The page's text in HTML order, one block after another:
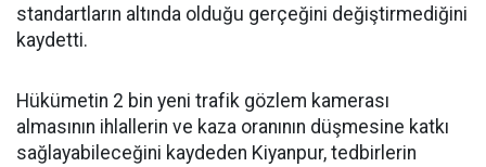
standartların altında olduğu gerçeğini değiştirmediğini
kaydetti.
Hükümetin 2 bin yeni trafik gözlem kamerası
almasının ihlallerin ve kaza oranının düşmesine katkı
sağlayabileceğini kaydeden Kiyanpur, tedbirlerin